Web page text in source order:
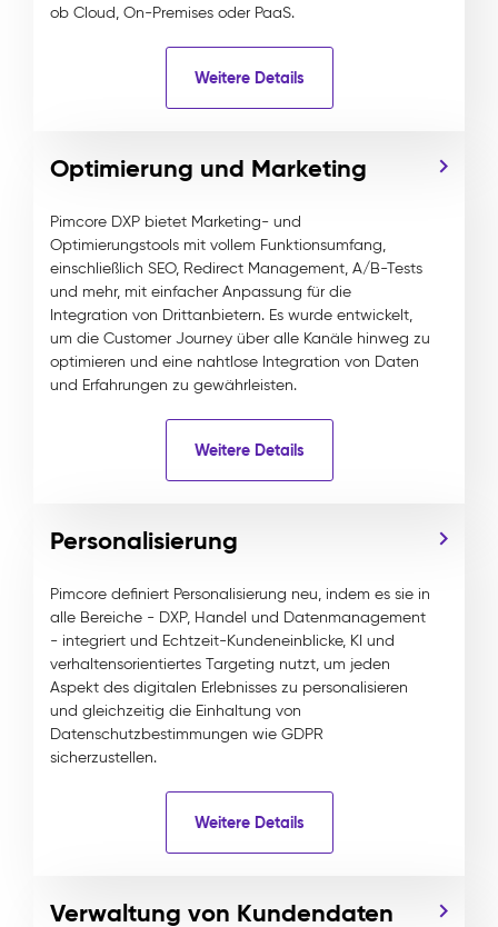
ob Cloud, On-Premises oder PaaS.
Weitere Details
Optimierung und Marketing
Pimcore DXP bietet Marketing- und
Optimierungstools mit vollem Funktionsumfang,
einschließlich SEO, Redirect Management, A/B-Tests
und mehr, mit einfacher Anpassung für die
Integration von Drittanbietern. Es wurde entwickelt,
um die Customer Journey über alle Kanäle hinweg zu
optimieren und eine nahtlose Integration von Daten
und Erfahrungen zu gewährleisten.
Weitere Details
Personalisierung
Pimcore definiert Personalisierung neu, indem es sie in
alle Bereiche - DXP, Handel und Datenmanagement
- integriert und Echtzeit-Kundeneinblicke, KI und
verhaltensorientiertes Targeting nutzt, um jeden
Aspekt des digitalen Erlebnisses zu personalisieren
und gleichzeitig die Einhaltung von
Datenschutzbestimmungen wie GDPR
sicherzustellen.
Weitere Details
Verwaltung von Kundendaten